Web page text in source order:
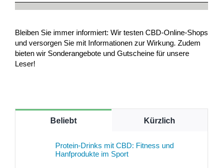
Bleiben Sie immer informiert: Wir testen CBD-Online-Shops
und versorgen Sie mit Informationen zur Wirkung. Zudem
bieten wir Sonderangebote und Gutscheine für unsere
Leser!
Beliebt Kürzlich
Protein-Drinks mit CBD: Fitness und
Hanfprodukte im Sport